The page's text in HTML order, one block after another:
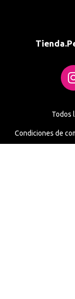
Tienda.
Todos
Condiciones de